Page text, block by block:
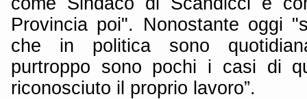
Provincia poi". Nonostante oggi
che in politica sono
purtroppo sono pochi i casi di
riconosciuto il proprio lavoro”.